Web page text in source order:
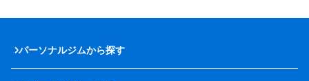
パーソナルジムから探す